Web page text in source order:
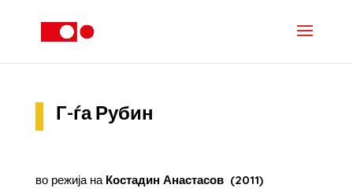
Г-ѓа Рубин
во режија наКостадин Анастасов (2011)